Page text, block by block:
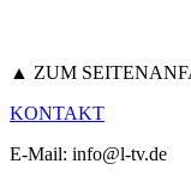
▲ ZUM
KONTAKT
E-Mail: info@l-tv.de